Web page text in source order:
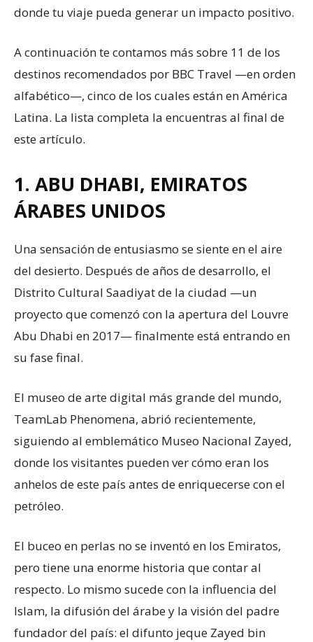
donde tu viaje pueda generar un impacto positivo.
A continuación te contamos más sobre 11 de los
destinos recomendados por BBC Travel —en orden
alfabético—, cinco de los cuales están en América
Latina. La lista completa la encuentras al final de
este artículo.
1. ABU DHABI, EMIRATOS
ÁRABES UNIDOS
Una sensación de entusiasmo se siente en el aire
del desierto. Después de años de desarrollo, el
Distrito Cultural Saadiyat de la ciudad —un
proyecto que comenzó con la apertura del Louvre
Abu Dhabi en 2017— finalmente está entrando en
su fase final.
El museo de arte digital más grande del mundo,
TeamLab Phenomena, abrió recientemente,
siguiendo al emblemático Museo Nacional Zayed,
donde los visitantes pueden ver cómo eran los
anhelos de este país antes de enriquecerse con el
petróleo.
El buceo en perlas no se inventó en los Emiratos,
pero tiene una enorme historia que contar al
respecto. Lo mismo sucede con la influencia del
Islam, la difusión del árabe y la visión del padre
fundador del país: el difunto jeque Zayed bin